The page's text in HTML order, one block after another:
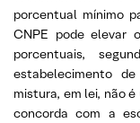
porcentual mínimo
CNPE pode elevar
porcentuais,
estabelecimento
mistura, em lei, não
concorda com a